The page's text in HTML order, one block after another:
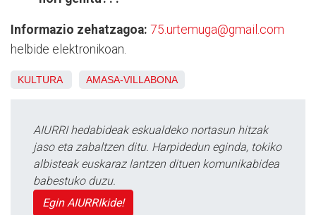
Informazio zehatzagoa: 75.urtemuga@gmail.com
helbide elektronikoan.
KULTURA AMASA-VILLABONA
AIURRI hedabideak eskualdeko nortasun hitzak
jaso eta zabaltzen ditu. Harpidedun eginda, tokiko
albisteak euskaraz lantzen dituen komunikabidea
babestuko duzu.
Egin AIURRIkide!